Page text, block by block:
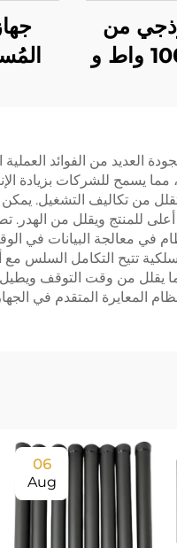
من
نوع GaN بقوة 100 واط و
بتردد
5.2/5.8 غيغاهرتز، درع RF
5.2/5.8
غيغاهرتز، 100 واط و 50
العديد من الفوائد
مما يسمح للشركات بزيادة
من تكاليف التشغيل.
أعلى للمنتج ويقلل من الهدر.
في معالجة البيانات في
تتيح التكامل السلس
يقلل من وقت التوقف ويطيل
المعايرة المتقدم في
06
Aug